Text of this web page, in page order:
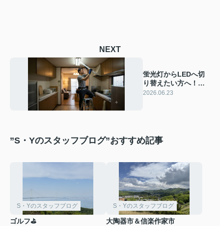
NEXT
蛍光灯からLEDへ切
り替えたい方へ！自
宅でできるLED交換
2026.06.23
”S・Yのスタッフブログ”おすすめ記事
S・Yのスタッフブログ
ゴルフ⛳
S・Yのスタッフブログ
大陶器市＆信楽作家市